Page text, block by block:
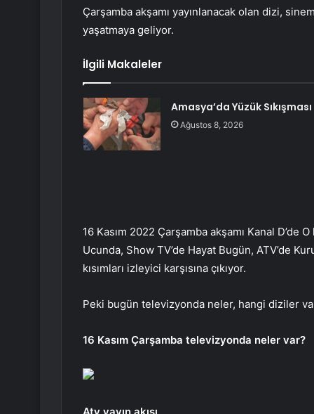
Çarşamba akşamı yayınlanacak olan dizi,
yaşatmaya geliyor.
İlgili Makaleler
Amasya’da Yüzük Sıkışması
Ağustos 8, 2026
16 Kasım 2022 Çarşamba akşamı Kanal D’de
Ucunda, Show TV’de Hayat Bugün, ATV’de
kısımları izleyici karşısına çıkıyor.
Peki bugün televizyonda neler, hangi diziler
16 Kasım Çarşamba televizyonda neler var?